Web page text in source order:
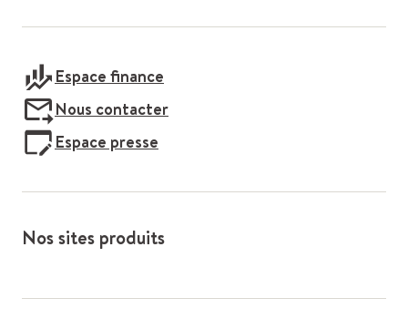
Espace finance
Nous contacter
Espace presse
Nos sites produits